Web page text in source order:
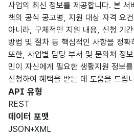
사업의 최신 정보를 제공합니다. 본 서
책의 공식 공고명, 지원 대상 자격 요
아니라, 구체적인 지원 내용, 신청 기
방법 및 절차 등 핵심적인 사항을 정확
또한, 사업별 담당 부서 및 문의처 정
민이 자신에게 필요한 생활지원 정보
신청하여 혜택을 받는 데 도움을 드립
API 유형
REST
데이터 포맷
JSON+XML